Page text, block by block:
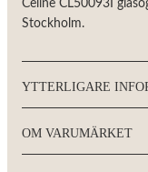
Celine CL50093I
Stockholm.
YTTERLIGARE
OM VARUMÄRKET
används.
För att vår
bra som